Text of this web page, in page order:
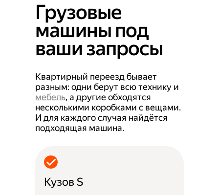
Грузовые
машины под
ваши запросы
Квартирный переезд бывает
разным: одни берут всю технику и
мебель, а другие обходятся
несколькими коробками с вещами.
И для каждого случая найдётся
подходящая машина.
Кузов S